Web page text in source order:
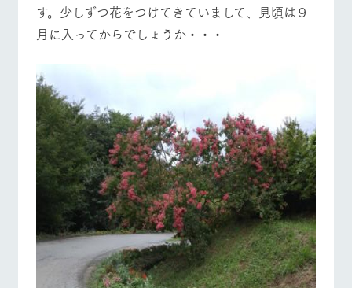
す。少しずつ花をつけてきていまして、見頃は９
月に入ってからでしょうか・・・